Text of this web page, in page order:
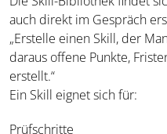
auch direkt im Gespräch
„Erstelle einen Skill, der
daraus offene Punkte,
erstellt.“
Ein Skill eignet sich für:
Prüfschritte